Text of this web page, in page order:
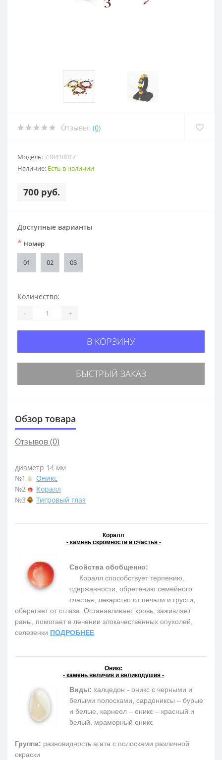
Отзывы: (0)
Модель:730410017
Наличие: Есть в наличии
700 руб.
Доступные варианты
* Номер
01 02 03
Количество:
- +
В КОРЗИНУ
БЫСТРЫЙ ЗАКАЗ
Обзор товара
Отзывов (0)
диаметр 14 мм
№1
Оникс
№2
Коралл
№3
Тигровый глаз
Коралл
- камень скромности и счастья -
Свойства обобщенно:
Коралл способствует терпению,
сдержанности, обретению семейного
счастья, лекарство от печали и грусти,
оберегает от сглаза. Останавливает кровь, заживляет
раны, помогает в лечении злокачественных опухолей,
селезенки ПОДРОБНЕЕ
Оникс
- камень величия и великодушия -
Виды: халцедон - оникс с черными и
белыми полосками, сардониксы – бурые
и белые, карнеол – оникс – красный и
белый. мраморный оникс
Группа: разновидность агата с полосками различной
окраски